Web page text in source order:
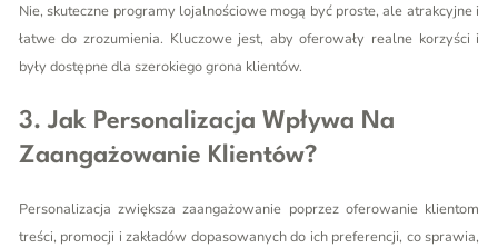
Nie, skuteczne programy lojalnościowe mogą być proste, ale atrakcyjne i
łatwe do zrozumienia. Kluczowe jest, aby oferowały realne korzyści i
były dostępne dla szerokiego grona klientów.
3. Jak Personalizacja Wpływa Na
Zaangażowanie Klientów?
Personalizacja zwiększa zaangażowanie poprzez oferowanie klientom
treści, promocji i zakładów dopasowanych do ich preferencji, co sprawia,